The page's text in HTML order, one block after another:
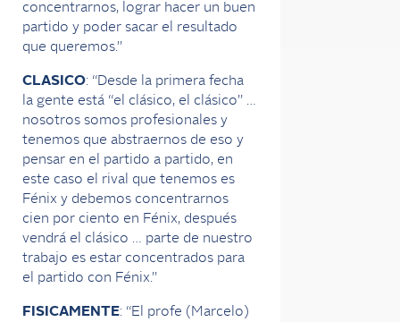
concentrarnos, lograr hacer un buen
partido y poder sacar el resultado
que queremos.”
CLASICO: “Desde la primera fecha
la gente está “el clásico, el clásico” …
nosotros somos profesionales y
tenemos que abstraernos de eso y
pensar en el partido a partido, en
este caso el rival que tenemos es
Fénix y debemos concentrarnos
cien por ciento en Fénix, después
vendrá el clásico … parte de nuestro
trabajo es estar concentrados para
el partido con Fénix.”
FISICAMENTE: “El profe (Marcelo)